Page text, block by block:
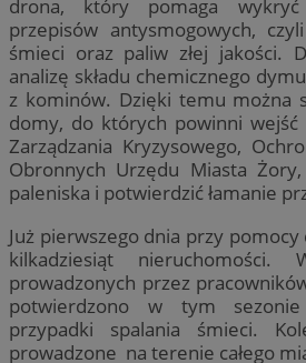
drona, który pomaga wykryć
przepisów antysmogowych,
śmieci oraz paliw złej jakości.
analizę składu chemicznego
z kominów. Dzięki temu można
domy, do których powinni wejść
Zarządzania Kryzysowego,
Obronnych Urzędu Miasta
paleniska i potwierdzić łamanie
Już pierwszego dnia przy
kilkadziesiąt
prowadzonych przez
potwierdzono w tym
przypadki spalania śmieci.
prowadzone na terenie całego